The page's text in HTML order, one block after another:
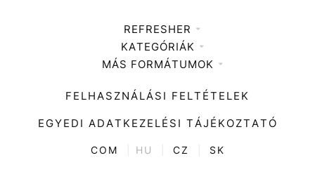
REFRESHER
Médiaajánlat
KATEGÓRIÁK
Zene
Divat
Kultúra
ENTR
MÁS FORMÁTUMOK
FELHASZNÁLÁSI FELTÉTELEK
EGYEDI ADATKEZELÉSI TÁJÉKOZTATÓ
COM HU CZ SK